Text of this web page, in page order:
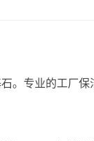
专业的工厂